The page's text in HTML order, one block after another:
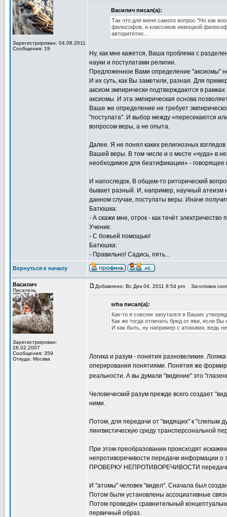
Зарегистрирован: 04.08.2011
Сообщения: 19
Василич писал(а):
Так что для меня самого вопрос "Но как
философов, и классиков немецкой
авторитетно...
Ну, как мне кажется, Ваша проблема с
науки и постулатами религии.
Предложенное Вами определение "аксиомы"
И их суть, как Вы заметили, разная. Для
аксиом эмпирически подтверждаются в
аксиомы. И эта эмпирическая основа
Ваше же определение не требует
"постулата". И выбор между «пересекаются
вопросом веры, а не опыта.
Далее. Я не понял каких религиозных
Вашей веры. В том числе и о месте «чуда» в
необходимое для беатификации» - говорящее
И напоследок. В общем-то риторический
бывает разный. И, например, научный атеизм
данном случае, постулаты веры. Иначе
Батюшка:
- А скажи мне, отрок - как течёт электричество
Ученик:
- С божьей помощью!
Батюшка:
- Правильно! Садись, пять...
Вернуться к началу
Василич
Писатель
Зарегистрирован:
28.02.2007
Сообщения: 359
Откуда: Москва
Добавлено: Вс Дек 04, 2011 8:54 pm Заголовок
srha писал(а):
Как-то я совсем запутался в Ваших
Как же тогда отличить бред от яви, если Вы
И как быть, ну например с атомами, ведь
Логика и разум - понятия разновеликие.
оперирования понятиями. Понятия же
реальности. А вы думали "видение" это
Человеческий разум прежде всего создает
ними.
Потом, для передачи от "видящих" к "слепым
лингвистическую среду трансперсональной
При этом преобразовании происходят
непротиворечивости передачи информации
ПРОВЕРКУ НЕПРОТИВОРЕЧИВОСТИ передачи
И "атомы" человек "видел". Сначала был
Потом были установлены ассоциативные
Потом проведён сравнительный
первичный образ.